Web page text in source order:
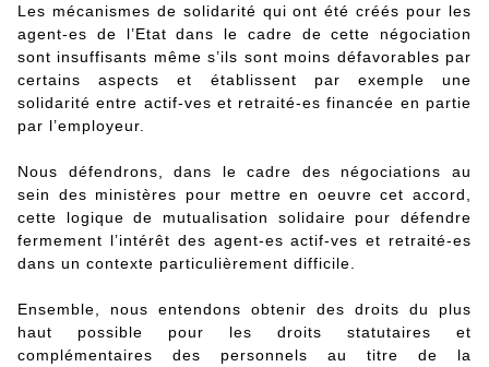
Les mécanismes de solidarité qui ont été créés pour les
agent-es de l’Etat dans le cadre de cette négociation
sont insuffisants même s’ils sont moins défavorables par
certains aspects et établissent par exemple une
solidarité entre actif-ves et retraité-es financée en partie
par l’employeur.
Nous défendrons, dans le cadre des négociations au
sein des ministères pour mettre en oeuvre cet accord,
cette logique de mutualisation solidaire pour défendre
fermement l’intérêt des agent-es actif-ves et retraité-es
dans un contexte particulièrement difficile.
Ensemble, nous entendons obtenir des droits du plus
haut possible pour les droits statutaires et
complémentaires des personnels au titre de la